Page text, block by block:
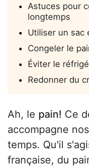
Astuces pour
longtemps
Utiliser un sac
Congeler le
Éviter le
Redonner du
Ah, le pain! Ce
accompagne
temps. Qu'il
française, du